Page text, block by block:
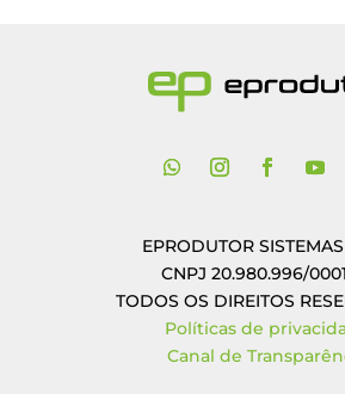
EPRODUTOR
CNPJ 20.980.996/
TODOS OS DIREITOS
Políticas de
Canal de